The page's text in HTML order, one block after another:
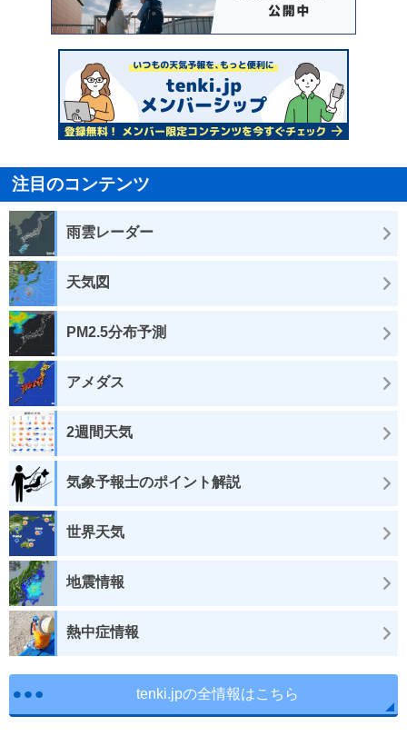
注目のコンテンツ
雨雲レーダー
天気図
PM2.5分布予測
アメダス
2週間天気
気象予報士のポイント解説
世界天気
地震情報
熱中症情報
tenki.jpの全情報はこちら